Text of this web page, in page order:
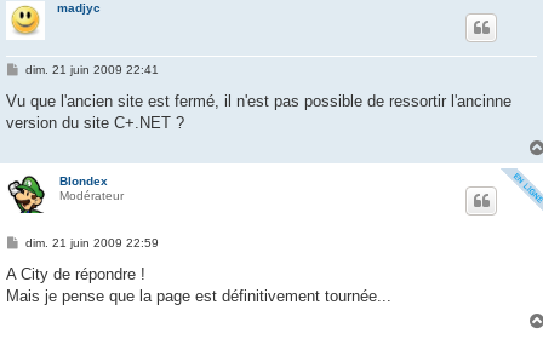
madjyc
M
s
a
dim. 21 juin 2009 22:41
Vu que l'ancien site est fermé, il n'est pas possible de ressortir l'ancinne
version du site C+.NET ?
Blondex
Modérateur
M
s
a
dim. 21 juin 2009 22:59
A City de répondre !
Mais je pense que la page est définitivement tournée...